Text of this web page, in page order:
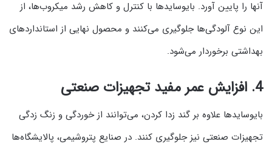
آنها را پایین آورد. بایوسایدها با کنترل و کاهش رشد میکروب‌ها، از
این نوع آلودگی‌ها جلوگیری می‌کنند و محصول نهایی از استانداردهای
بهداشتی برخوردار می‌شود.
4. افزایش عمر مفید تجهیزات صنعتی
بایوسایدها علاوه بر گند زدا کردن، می‌توانند از خوردگی و زنگ زدگی
تجهیزات صنعتی نیز جلوگیری کنند. در صنایع پتروشیمی، پالایشگاه‌ها